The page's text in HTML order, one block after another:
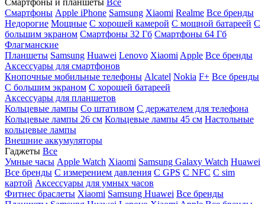
Смартфоны и планшеты Все
Смартфоны Apple iPhone Samsung Xiaomi Realme Все бренды
Недорогие Мощные С хорошей камерой С мощной батареей С
большим экраном Смартфоны 32 Гб Смартфоны 64 Гб
Флагманские
Планшеты Samsung Huawei Lenovo Xiaomi Apple Все бренды
Аксессуары для смартфонов
Кнопочные мобильные телефоны Alcatel Nokia F+ Все бренды
С большим экраном С хорошей батареей
Аксессуары для планшетов
Кольцевые лампы Со штативом C держателем для телефона
Кольцевые лампы 26 см Кольцевые лампы 45 см Настольные
кольцевые лампы
Внешние аккумуляторы
Гаджеты Все
Умные часы Apple Watch Xiaomi Samsung Galaxy Watch Huawei
Все бренды C измерением давления C GPS C NFC C sim
картой Аксессуары для умных часов
Фитнес браслеты Xiaomi Samsung Huawei Все бренды